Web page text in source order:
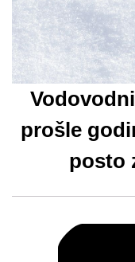
prošle
posto